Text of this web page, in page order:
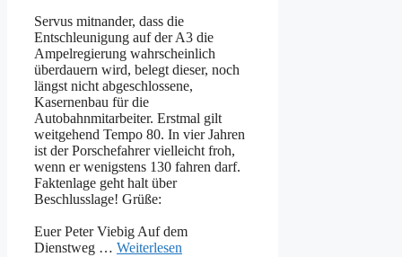
Servus mitnander, dass die
Entschleunigung auf der A3 die
Ampelregierung wahrscheinlich
überdauern wird, belegt dieser, noch
längst nicht abgeschlossene,
Kasernenbau für die
Autobahnmitarbeiter. Erstmal gilt
weitgehend Tempo 80. In vier Jahren
ist der Porschefahrer vielleicht froh,
wenn er wenigstens 130 fahren darf.
Faktenlage geht halt über
Beschlusslage! Grüße:
Euer Peter Viebig Auf dem
Dienstweg … Weiterlesen